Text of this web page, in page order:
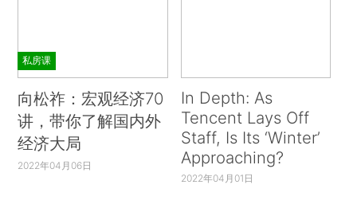
私房课
向松祚：宏观经济70
讲，带你了解国内外
经济大局
2022年04月06日
In Depth: As
Tencent Lays Off
Staff, Is Its ‘Winter’
Approaching?
2022年04月01日